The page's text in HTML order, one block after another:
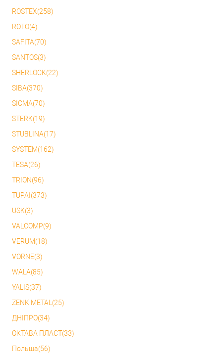
ROSTEX(258)
ROTO(4)
SAFITA(70)
SANTOS(3)
SHERLOCK(22)
SIBA(370)
SICMA(70)
STERK(19)
STUBLINA(17)
SYSTEM(162)
TESA(26)
TRION(96)
TUPAI(373)
USK(3)
VALCOMP(9)
VERUM(18)
VORNE(3)
WALA(85)
YALIS(37)
ZENK METAL(25)
ДНІПРО(34)
ОКТАВА ПЛАСТ(33)
Польша(56)